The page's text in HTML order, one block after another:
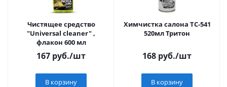
Чистящее средство
"Universal cleaner" ,
флакон 600 мл
167 руб./шт
В корзину
Химчистка салона ТС-541
520мл Тритон
168 руб./шт
В корзину